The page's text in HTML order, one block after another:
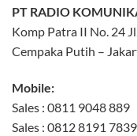
PT RADIO
Komp Patra II No. 24
Cempaka Putih –
Mobile:
Sales : 0811 9048 889
Sales : 0812 8191 7839